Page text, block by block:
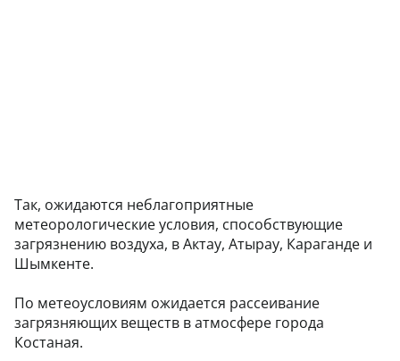
Так, ожидаются неблагоприятные
метеорологические условия, способствующие
загрязнению воздуха, в Актау, Атырау, Караганде и
Шымкенте.
По метеоусловиям ожидается рассеивание
загрязняющих веществ в атмосфере города
Костаная.